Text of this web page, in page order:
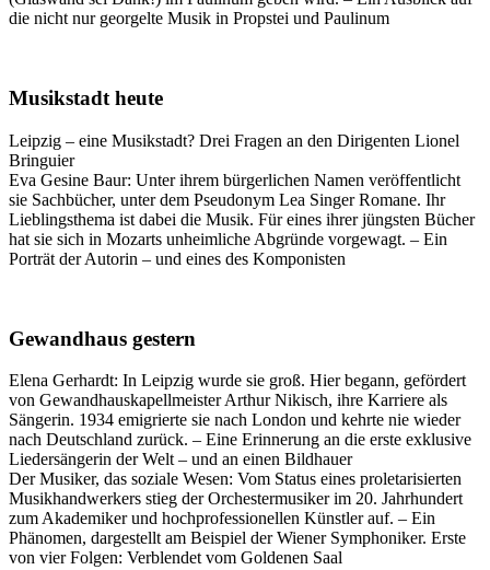
die nicht nur georgelte Musik in Propstei und Paulinum
Musikstadt heute
Leipzig – eine Musikstadt? Drei Fragen an den Dirigenten Lionel
Bringuier
Eva Gesine Baur: Unter ihrem bürgerlichen Namen veröffentlicht
sie Sachbücher, unter dem Pseudonym Lea Singer Romane. Ihr
Lieblingsthema ist dabei die Musik. Für eines ihrer jüngsten Bücher
hat sie sich in Mozarts unheimliche Abgründe vorgewagt. – Ein
Porträt der Autorin – und eines des Komponisten
Gewandhaus gestern
Elena Gerhardt: In Leipzig wurde sie groß. Hier begann, gefördert
von Gewandhauskapellmeister Arthur Nikisch, ihre Karriere als
Sängerin. 1934 emigrierte sie nach London und kehrte nie wieder
nach Deutschland zurück. – Eine Erinnerung an die erste exklusive
Liedersängerin der Welt – und an einen Bildhauer
Der Musiker, das soziale Wesen: Vom Status eines proletarisierten
Musikhandwerkers stieg der Orchestermusiker im 20. Jahrhundert
zum Akademiker und hochprofessionellen Künstler auf. – Ein
Phänomen, dargestellt am Beispiel der Wiener Symphoniker. Erste
von vier Folgen: Verblendet vom Goldenen Saal